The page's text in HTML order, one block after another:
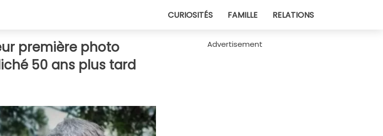
CURIOSITÉS FAMILLE RELATIONS
première photo
50 ans plus tard
Advertisement